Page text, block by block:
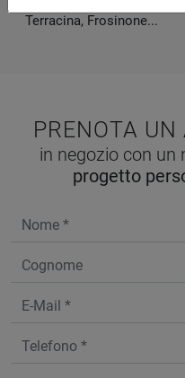
Terracina, Frosinone...
PRENOTA
in negozio con un
progetto